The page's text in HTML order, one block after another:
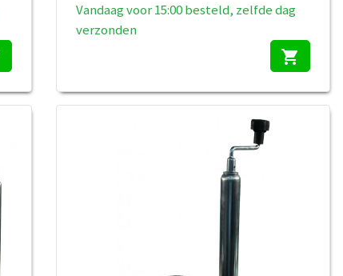
Vandaag voor 15:00 besteld, zelfde dag
verzonden
shopping_cart